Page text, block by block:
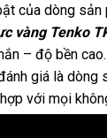
của dòng sản
vàng Tenko
– độ bền
giá là dòng
với mọi